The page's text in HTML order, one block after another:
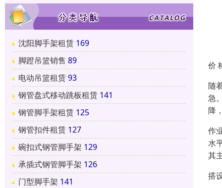
沈阳脚手架租赁 169
脚蹬吊篮销售 89
电动吊篮租赁93
钢管盘式移动跳板租赁 141
钢管脚手架租赁 125
钢管扣件租赁 127
碗扣式钢管脚手架 129
承插式钢管脚手架 126
门型脚手架 141
价
随
急
降
作
水
其
搭